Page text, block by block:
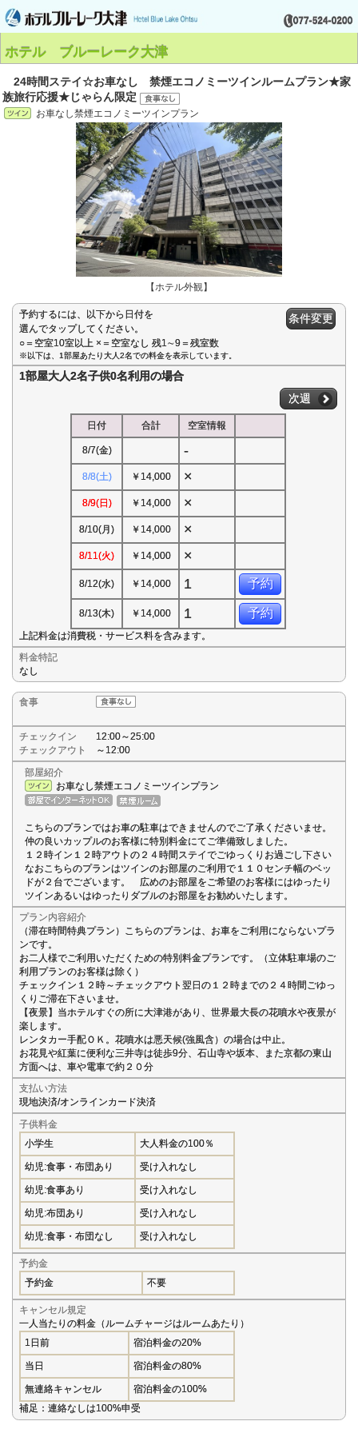
ホテル ブルーレーク大津
24時間ステイ☆お車なし 禁煙エコノミーツインルームプラン★家
族旅行応援★じゃらん限定
お車なし禁煙エコノミーツインプラン
【ホテル外観】
予約するには、以下から日付を
選んでタップしてください。
○＝空室10室以上 ×＝空室なし 残1∼9＝残室数
条件変更
※以下は、1部屋あたり大人2名での料金を表示しています。
1部屋大人2名子供0名利用の場合
次週
日付 合計 空室情報
8/7(金) -
8/8(土) ￥14,000 ×
8/9(日) ￥14,000 ×
8/10(月) ￥14,000 ×
8/11(火) ￥14,000 ×
8/12(水) ￥14,000 1 予約
8/13(木) ￥14,000 1 予約
上記料金は消費税・サービス料を含みます。
料金特記
なし
食事
チェックイン
12:00～25:00
チェックアウト
～12:00
部屋紹介
お車なし禁煙エコノミーツインプラン
こちらのプランではお車の駐車はできませんのでご了承くださいませ。
仲の良いカップルのお客様に特別料金にてご準備致しました。
１２時イン１２時アウトの２４時間ステイでごゆっくりお過ごし下さい
なおこちらのプランはツインのお部屋のご利用で１１０センチ幅のベッ
ドが２台でございます。 広めのお部屋をご希望のお客様にはゆったり
ツインあるいはゆったりダブルのお部屋をお勧めいたします。
プラン内容紹介
（滞在時間特典プラン）こちらのプランは、お車をご利用にならないプラ
ンです。
お二人様でご利用いただくための特別料金プランです。（立体駐車場のご
利用プランのお客様は除く）
チェックイン１２時～チェックアウト翌日の１２時までの２４時間ごゆっ
くりご滞在下さいませ。
【夜景】当ホテルすぐの所に大津港があり、世界最大長の花噴水や夜景が
楽します。
レンタカー手配ＯＫ。花噴水は悪天候(強風含）の場合は中止。
お花見や紅葉に便利な三井寺は徒歩9分、石山寺や坂本、また京都の東山
方面へは、車や電車で約２０分
支払い方法
現地決済/オンラインカード決済
子供料金
小学生
大人料金の100％
幼児:食事・布団あり 受け入れなし
幼児:食事あり 受け入れなし
幼児:布団あり 受け入れなし
幼児:食事・布団なし 受け入れなし
予約金
予約金
不要
キャンセル規定
一人当たりの料金（ルームチャージはルームあたり）
1日前
宿泊料金の20%
当日 宿泊料金の80%
無連絡キャンセル
宿泊料金の100%
補足：連絡なしは100%申受